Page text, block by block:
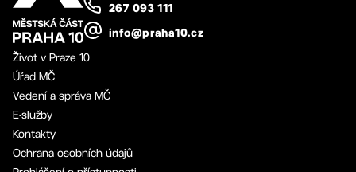
267 093 111
info@praha10.cz
Život v Praze 10
Úřad MČ
Vedení a správa MČ
E-služby
Kontakty
Ochrana osobních údajů